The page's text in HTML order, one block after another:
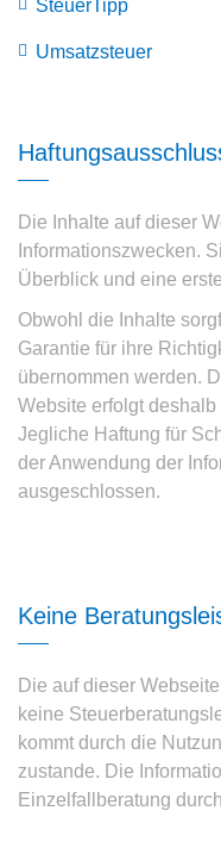
SteuerTipp
Umsatzsteuer
Die Inhalte auf dieser
Informationszwecken.
Überblick und eine
Obwohl die Inhalte
Garantie für ihre
übernommen werden.
Website erfolgt
Jegliche Haftung für
der Anwendung der
ausgeschlossen.
Keine
Die auf dieser
keine
kommt durch die
zustande. Die
Einzelfallberatung